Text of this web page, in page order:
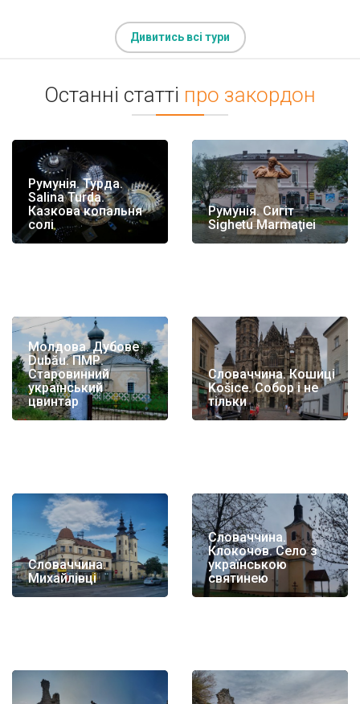
Дивитись всі тури
Останні статті про закордон
Румунія. Турда.
Salina Turda.
Казкова копальня
солі
Румунія. Сигіт
Sighetu Marmaţiei
Молдова. Дубове
Dubău. ПМР.
Старовинний
український
цвинтар
Словаччина. Кошиці
Košice. Собор і не
тільки
Словаччина.
Михайлівці
Словаччина.
Клокочов. Село з
українською
святинею